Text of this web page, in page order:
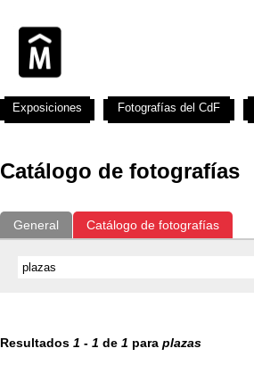
Catálogo de fotografías
General Catálogo de fotografías
Resultados 1 - 1 de 1 para plazas
Exposiciones Fotografías del CdF